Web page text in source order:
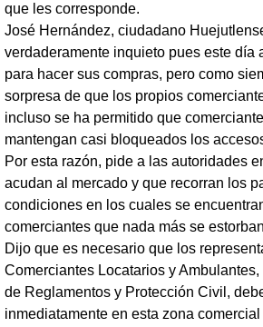
que les corresponde.
José Hernández, ciudadano
verdaderamente inquieto pues este día
para hacer sus compras, pero como
sorpresa de que los propios
incluso se ha permitido que
mantengan casi bloqueados los
Por esta razón, pide a las autoridades
acudan al mercado y que recorran los
condiciones en los cuales se
comerciantes que nada más se
Dijo que es necesario que los
Comerciantes Locatarios y Ambulantes,
de Reglamentos y Protección Civil,
inmediatamente en esta zona